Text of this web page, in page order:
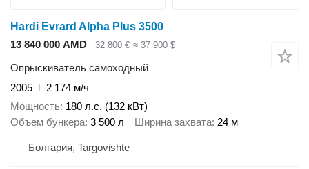
Hardi Evrard Alpha Plus 3500
13 840 000 AMD
32 800 € ≈ 37 900 $
Опрыскиватель самоходный
2005
2 174 м/ч
Мощность 180 л.с. (132 кВт)
Объем бункера 3 500 л Ширина захвата 24 м
Болгария, Targovishte